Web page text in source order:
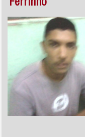
Ferrinho